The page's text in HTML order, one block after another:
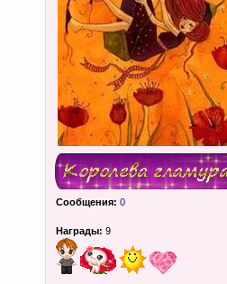
Сообщения: 0
Награды: 9